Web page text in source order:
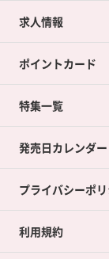
カードラボの買取
店舗買取について
ネット買取につい
買取承諾書につい
求人情報
ポイントカード
ポイントカードTOP
ポイント交換景品
特集一覧
発売日カレンダー
プライバシーポ
利用規約